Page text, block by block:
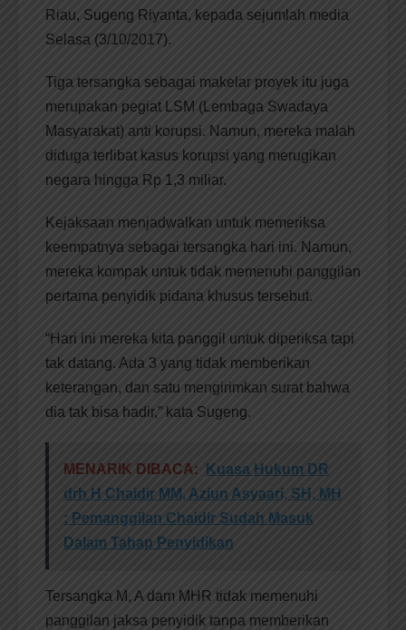
Riau, Sugeng Riyanta, kepada sejumlah media
Selasa (3/10/2017).
Tiga tersangka sebagai makelar proyek itu juga
merupakan pegiat LSM (Lembaga Swadaya
Masyarakat) anti korupsi. Namun, mereka malah
diduga terlibat kasus korupsi yang merugikan
negara hingga Rp 1,3 miliar.
Kejaksaan menjadwalkan untuk memeriksa
keempatnya sebagai tersangka hari ini. Namun,
mereka kompak untuk tidak memenuhi panggilan
pertama penyidik pidana khusus tersebut.
“Hari ini mereka kita panggil untuk diperiksa tapi
tak datang. Ada 3 yang tidak memberikan
keterangan, dan satu mengirimkan surat bahwa
dia tak bisa hadir,” kata Sugeng.
MENARIK DIBACA:
Kuasa Hukum DR
drh H Chaidir MM, Aziun Asyaari, SH, MH
: Pemanggilan Chaidir Sudah Masuk
Dalam Tahap Penyidikan
Tersangka M, A dam MHR tidak memenuhi
panggilan jaksa penyidik tanpa memberikan